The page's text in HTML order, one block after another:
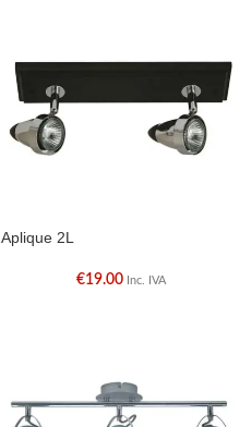
Aplique 2L
€19.00 Inc. IVA